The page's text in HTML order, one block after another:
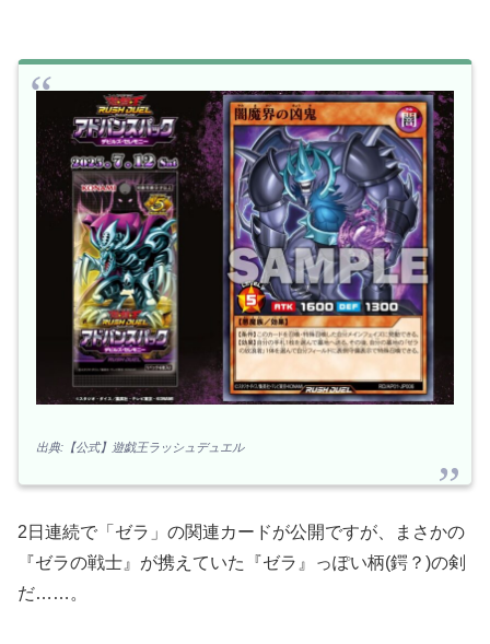
出典:【公式】遊戯王ラッシュデュエル
2日連続で「ゼラ」の関連カードが公開ですが、まさかの
『ゼラの戦士』が携えていた『ゼラ』っぽい柄(鍔？)の剣
だ……。